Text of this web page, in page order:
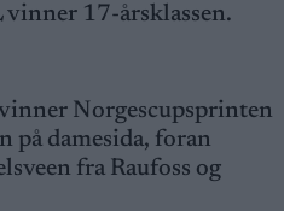
vinner 17-årsklassen.
Norgescupsprinten
på damesida, foran
fra Raufoss og